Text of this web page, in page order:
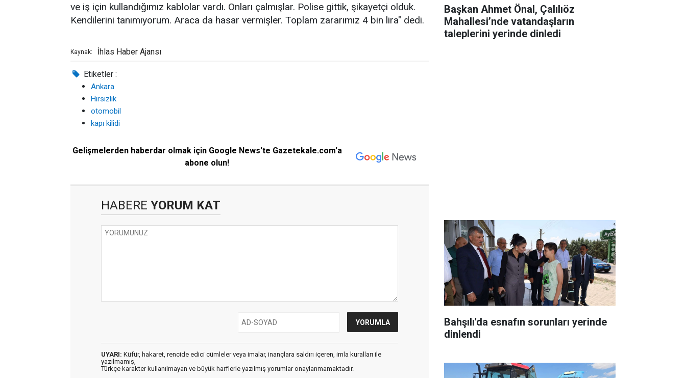
ve iş için kullandığımız kablolar vardı. Onları çalmışlar. Polise gittik, şikayetçi olduk.
Kendilerini tanımıyorum. Araca da hasar vermişler. Toplam zararımız 4 bin lira" dedi.
Kaynak: İhlas Haber Ajansı
Etiketler :
Ankara
Hırsızlık
otomobil
kapı kilidi
Gelişmelerden haberdar olmak için Google News'te Gazetekale.com'a
abone olun!
HABERE YORUM KAT
UYARI: Küfür, hakaret, rencide edici cümleler veya imalar, inançlara saldırı içeren, imla kuralları ile
yazılmamış,
Türkçe karakter kullanılmayan ve büyük harflerle yazılmış yorumlar onaylanmamaktadır.
Başkan Ahmet Önal, Çalılıöz
Mahallesi’nde vatandaşların
taleplerini yerinde dinledi
Bahşılı'da esnafın sorunları yerinde
dinlendi